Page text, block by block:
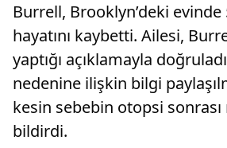
Burrell, Brooklyn’deki evinde
hayatını kaybetti. Ailesi,
yaptığı açıklamayla
nedenine ilişkin bilgi
kesin sebebin otopsi
bildirdi.